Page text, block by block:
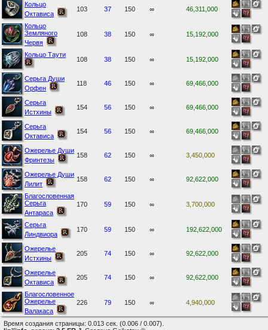
Кольцо
Октависа
103 37 150 ∞ 46,311,000
Кольцо
Земляного
Червя
108 38 150 ∞ 15,192,000
Кольцо Таути
108 38 150 ∞ 15,192,000
Серьга Души
Орфен
118 46 150 ∞ 69,466,000
Серьга
Истхины
154 56 150 ∞ 69,466,000
Серьга
Октависа
154 56 150 ∞ 69,466,000
Ожерелье Души
Фринтезы
158 62 150 ∞ 3,450,000
Ожерелье Души
Лилит
158 62 150 ∞ 92,622,000
Благословенная
Серьга
Антараса
170 59 150 ∞ 3,700,000
Серьга
Линдвиора
170 59 150 ∞ 192,622,000
Ожерелье
Истхины
205 74 150 ∞ 92,622,000
Ожерелье
Октависа
205 74 150 ∞ 92,622,000
Благословенное
Ожерелье
Валакаса
226 79 150 ∞ 4,940,000
Время создания страницы: 0.013 сек. (0.006 / 0.007).